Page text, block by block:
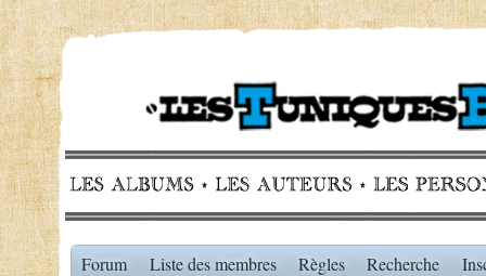
Forum Liste des membres Règles Recherche